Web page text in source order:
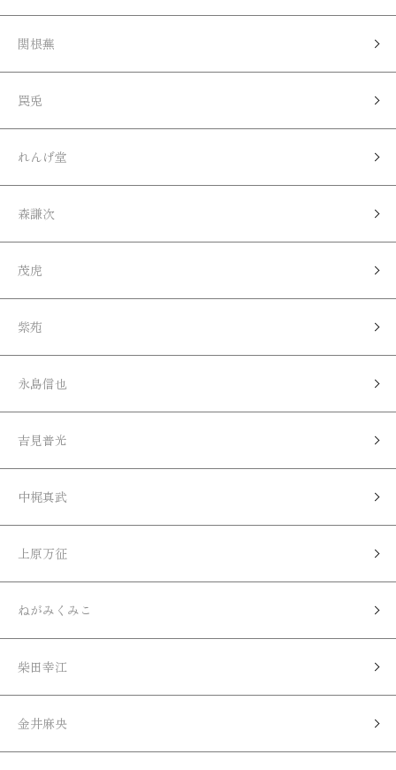
関根蕪
罠兎
れんげ堂
森謙次
茂虎
紫苑
永島信也
吉見普光
中梶真武
上原万征
ねがみくみこ
柴田幸江
金井麻央